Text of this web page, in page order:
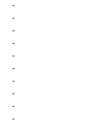
-
-
-
-
-
-
-
-
-
-